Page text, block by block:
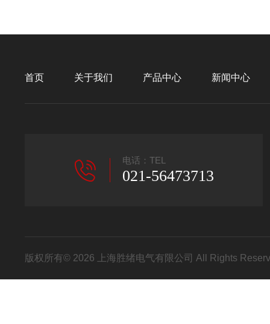
首页 关于我们 产品中心 新闻中心
电话：TEL
021-56473713
版权所有© 2026 上海胜绪电气有限公司 All Rights